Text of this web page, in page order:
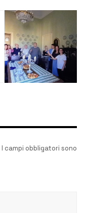
I campi obbligatori sono